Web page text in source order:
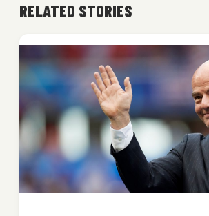
RELATED STORIES